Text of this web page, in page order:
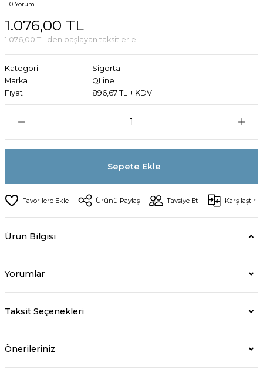
0 Yorum
1.076,00 TL
1.076,00 TL den başlayan taksitlerle!
Kategori
Sigorta
Marka
QLine
Fiyat
896,67 TL + KDV
Sepete Ekle
Ürünü Paylaş Tavsiye Et Karşılaştır
Ürün Bilgisi
Yorumlar
Taksit Seçenekleri
Önerileriniz